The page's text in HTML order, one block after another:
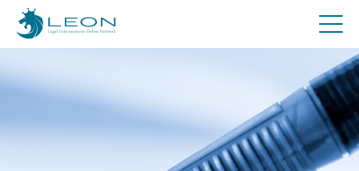
費用について
Q&A
お問合せ